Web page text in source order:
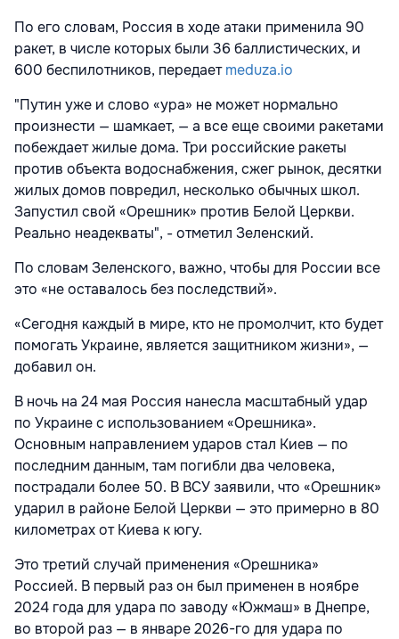
По его словам, Россия в ходе атаки применила 90
ракет, в числе которых были 36 баллистических, и
600 беспилотников, передаетmeduza.io
"Путин уже и слово «ура» не может нормально
произнести — шамкает, — а все еще своими ракетами
побеждает жилые дома. Три российские ракеты
против объекта водоснабжения, сжег рынок, десятки
жилых домов повредил, несколько обычных школ.
Запустил свой «Орешник» против Белой Церкви.
Реально неадекваты", - отметил Зеленский.
По словам Зеленского, важно, чтобы для России все
это «не оставалось без последствий».
«Сегодня каждый в мире, кто не промолчит, кто будет
помогать Украине, является защитником жизни», —
добавил он.
В ночь на 24 мая Россия нанесла масштабный удар
по Украине с использованием «Орешника».
Основным направлением ударов стал Киев — по
последним данным, там погибли два человека,
пострадали более 50. В ВСУ заявили, что «Орешник»
ударил в районе Белой Церкви — это примерно в 80
километрах от Киева к югу.
Это третий случай применения «Орешника»
Россией. В первый раз он был применен в ноябре
2024 года для удара по заводу «Южмаш» в Днепре,
во второй раз — в январе 2026-го для удара по